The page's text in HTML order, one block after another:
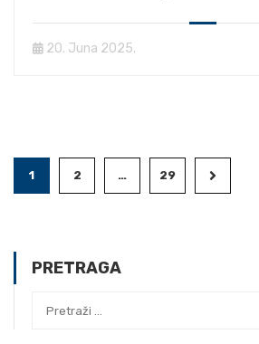
20. Juna 2025.
1 2 … 29
PRETRAGA